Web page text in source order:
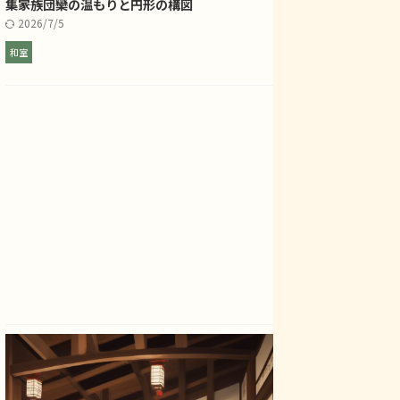
集――家族団欒の温もりと円形の構図
2026/7/5
和室